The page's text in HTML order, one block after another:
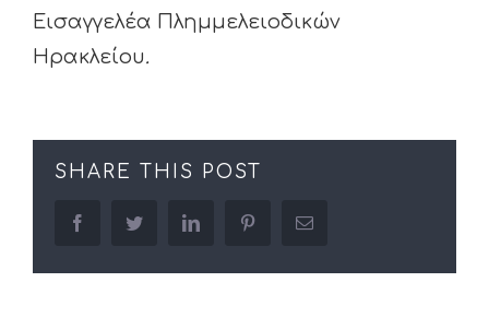
Εισαγγελέα Πλημμελειοδικών
Ηρακλείου.
SHARE THIS POST
facebooktwitter linkedin pinterestEmail